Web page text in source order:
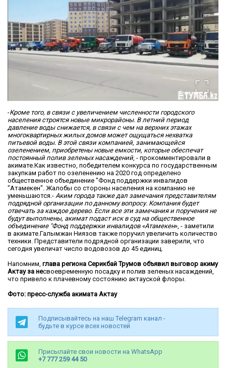
-Кроме того, в связи с увеличением численности городского
населения строятся новые микрорайоны. В летний период
давление воды снижается, в связи с чем на верхних этажах
многоквартирных жилых домов может ощущаться нехватка
питьевой воды. В этой связи компанией, занимающейся
озеленением, приобретены новые емкости, которые обеспечат
постоянный полив зеленых насаждений, - прокомментировали в
акимате.Как известно, победителем конкурса по государственным
закупкам работ по озеленению на 2020 год определено
общественное объединение "Фонд поддержки инвалидов
"Атамекен". Жалобы со стороны населения на компанию не
уменьшаются.- Аким города также дал замечания представителям
подрядной организации по данному вопросу. Компания будет
отвечать за каждое дерево. Если все эти замечания и поручения не
будут выполнены, акимат подаст иск в суд на общественное
объединение "Фонд поддержки инвалидов «Атамекен», - заметили
в акимате.Галымжан Ниязов также поручил увеличить количество
техники. Представители подрядной организации заверили, что
сегодня увеличат число водовозов до 45 единиц.
Напомним, глава региона Серикбай Трумов объявил выговор акиму
Актау за несвоевременную посадку и полив зеленых насаждений,
что привело к плачевному состоянию актауской флоры.
Фото: пресс-служба акимата Актау
Подписывайтесь на наш Telegram канал -
будьте в курсе всех новостей
Присылайте свои новости на WhatsApp
+7 777 259 44 50